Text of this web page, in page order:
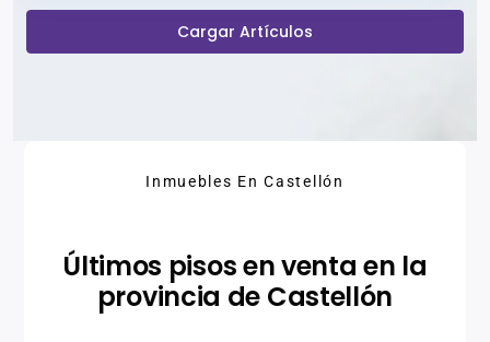
Cargar Artículos
Inmuebles En Castellón
Últimos pisos en venta en la
provincia de Castellón